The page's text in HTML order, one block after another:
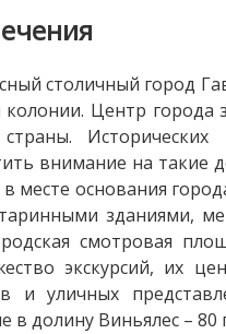
столичный город
Центр города
Исторических
внимание на такие
месте основания
зданиями,
смотровая
экскурсий, их
и уличных
в долину Виньялес – 80